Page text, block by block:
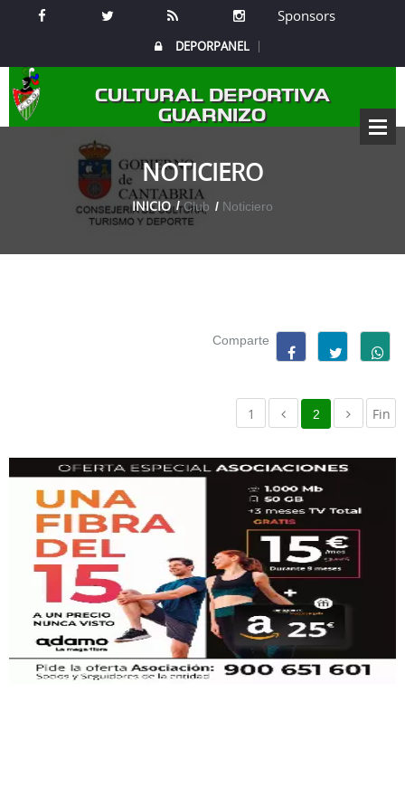
Sponsors
DEPORPANEL
CULTURAL DEPORTIVA
GUARNIZO
NOTICIERO
INICIO Club Noticiero
Comparte
1 2 Fin